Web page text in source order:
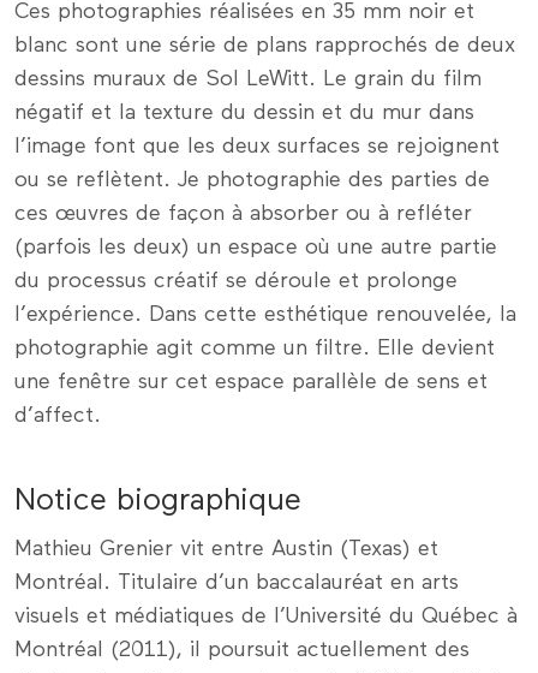
Ces photographies réalisées en 35 mm noir et
blanc sont une série de plans rapprochés de deux
dessins muraux de Sol LeWitt. Le grain du film
négatif et la texture du dessin et du mur dans
l’image font que les deux surfaces se rejoignent
ou se reflètent. Je photographie des parties de
ces œuvres de façon à absorber ou à refléter
(parfois les deux) un espace où une autre partie
du processus créatif se déroule et prolonge
l’expérience. Dans cette esthétique renouvelée, la
photographie agit comme un filtre. Elle devient
une fenêtre sur cet espace parallèle de sens et
d’affect.
Notice biographique
Mathieu Grenier vit entre Austin (Texas) et
Montréal. Titulaire d’un baccalauréat en arts
visuels et médiatiques de l’Université du Québec à
Montréal (2011), il poursuit actuellement des